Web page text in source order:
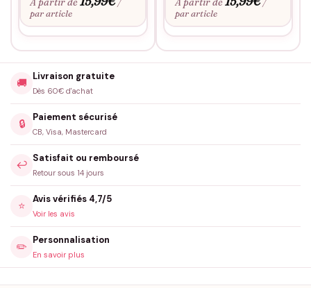
par article
par article
🚚
Livraison gratuite
Dès 60€ d'achat
🔒
Paiement sécurisé
CB, Visa, Mastercard
↩️
Satisfait ou remboursé
Retour sous 14 jours
⭐
Avis vérifiés 4,7/5
Voir les avis
✏️
Personnalisation
En savoir plus